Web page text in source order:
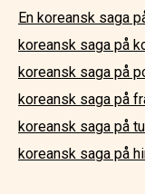
En koreansk saga
koreansk saga på
koreansk saga på
koreansk saga på
koreansk saga på
koreansk saga på